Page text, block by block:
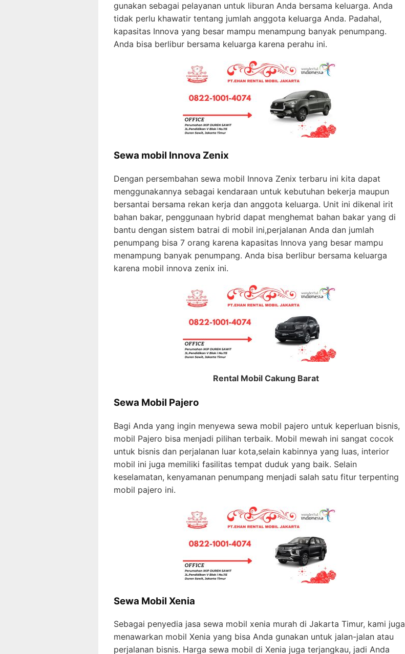
gunakan sebagai pelayanan untuk liburan Anda bersama keluarga. Anda
tidak perlu khawatir tentang jumlah anggota keluarga Anda. Padahal,
kapasitas Innova yang besar mampu menampung banyak penumpang.
Anda bisa berlibur bersama keluarga karena perahu ini.
Sewa mobil Innova Zenix
Dengan persembahan sewa mobil Innova Zenix terbaru ini kita dapat
menggunakannya sebagai kendaraan untuk kebutuhan bekerja maupun
bersantai bersama rekan kerja dan anggota keluarga. Unit ini dikenal irit
bahan bakar, penggunaan hybrid dapat menghemat bahan bakar yang di
bantu dengan sistem batrai di mobil ini,perjalanan Anda dan jumlah
penumpang bisa 7 orang karena kapasitas Innova yang besar mampu
menampung banyak penumpang. Anda bisa berlibur bersama keluarga
karena mobil innova zenix ini.
Rental Mobil Cakung Barat
Sewa Mobil Pajero
Bagi Anda yang ingin menyewa sewa mobil pajero untuk keperluan bisnis,
mobil Pajero bisa menjadi pilihan terbaik. Mobil mewah ini sangat cocok
untuk bisnis dan perjalanan luar kota,selain kabinnya yang luas, interior
mobil ini juga memiliki fasilitas tempat duduk yang baik. Selain
keselamatan, kenyamanan penumpang menjadi salah satu fitur terpenting
mobil pajero ini.
Sewa Mobil Xenia
Sebagai penyedia jasa sewa mobil xenia murah di Jakarta Timur, kami juga
menawarkan mobil Xenia yang bisa Anda gunakan untuk jalan-jalan atau
perjalanan bisnis. Harga sewa mobil di Xenia juga terjangkau, jadi Anda